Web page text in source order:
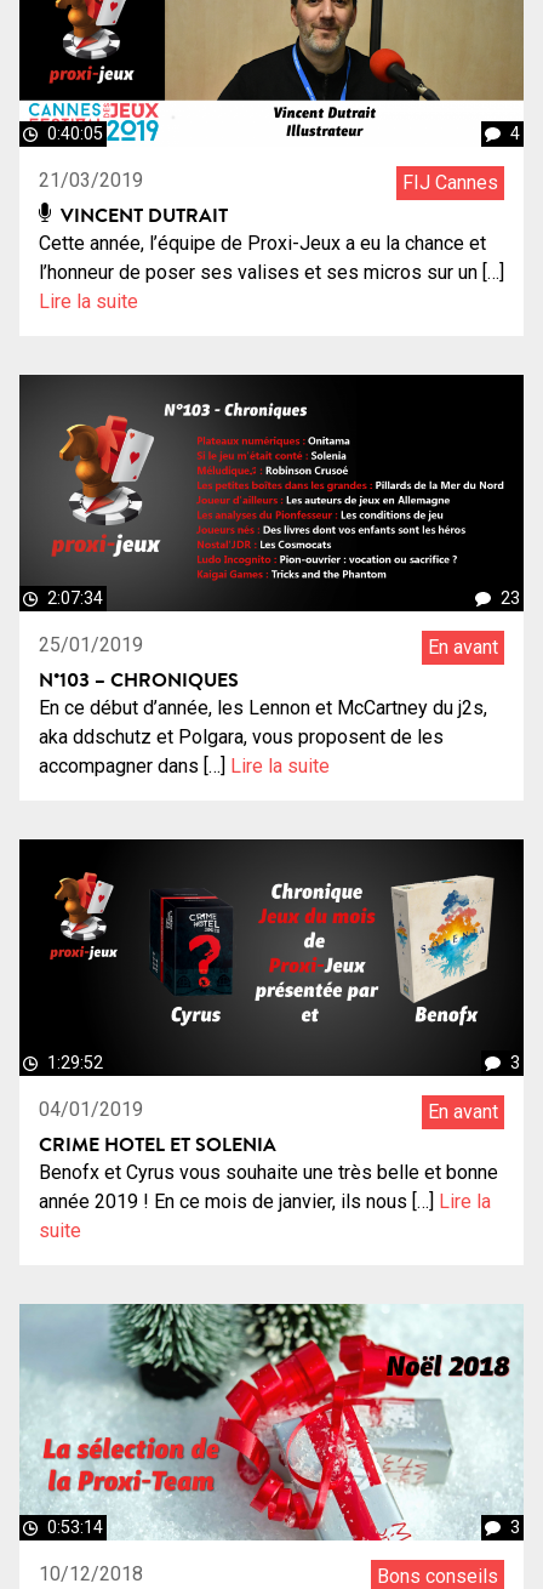
0:40:05 4
21/03/2019 FIJ Cannes
VINCENT DUTRAIT
Cette année, l’équipe de Proxi-Jeux a eu la chance et
l’honneur de poser ses valises et ses micros sur un […]
Lire la suite
2:07:34 23
25/01/2019 En avant
N°103 – CHRONIQUES
En ce début d’année, les Lennon et McCartney du j2s,
aka ddschutz et Polgara, vous proposent de les
accompagner dans […] Lire la suite
1:29:52 3
04/01/2019 En avant
CRIME HOTEL ET SOLENIA
Benofx et Cyrus vous souhaite une très belle et bonne
année 2019 ! En ce mois de janvier, ils nous […] Lire la
suite
0:53:14 3
10/12/2018 Bons conseils